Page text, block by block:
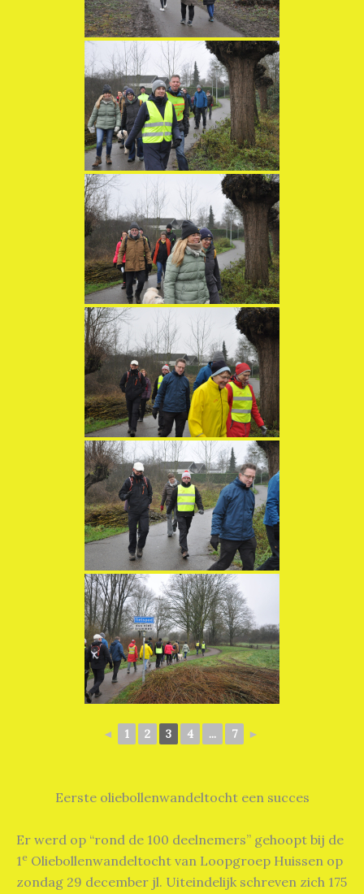
◄ 1 2 3 4 ... 7 ►
Eerste oliebollenwandeltocht een succes
Er werd op “rond de 100 deelnemers” gehoopt bij de
1e Oliebollenwandeltocht van Loopgroep Huissen op
zondag 29 december jl. Uiteindelijk schreven zich 175